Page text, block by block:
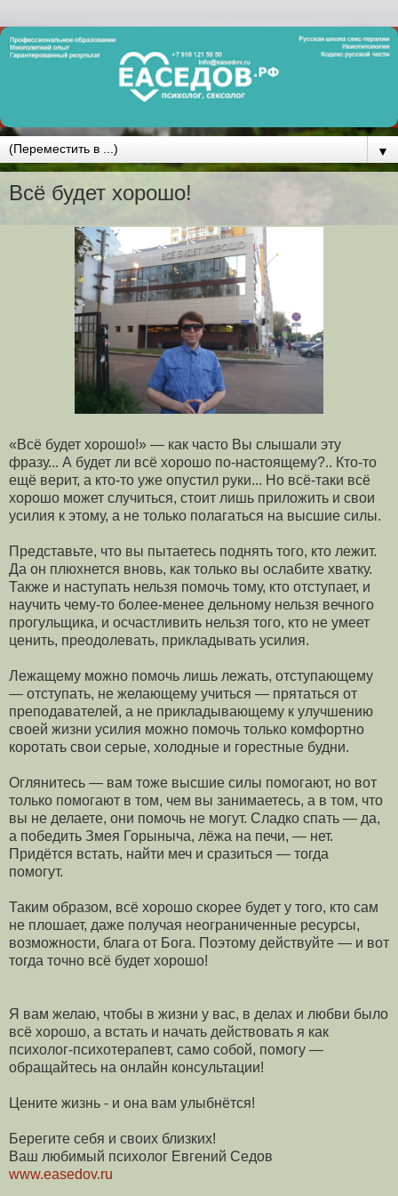
▼
Всё будет хорошо!
«Всё будет хорошо!» — как часто Вы слышали эту
фразу... А будет ли всё хорошо по-настоящему?.. Кто-то
ещё верит, а кто-то уже опустил руки... Но всё-таки всё
хорошо может случиться, стоит лишь приложить и свои
усилия к этому, а не только полагаться на высшие силы.
Представьте, что вы пытаетесь поднять того, кто лежит.
Да он плюхнется вновь, как только вы ослабите хватку.
Также и наступать нельзя помочь тому, кто отступает, и
научить чему-то более-менее дельному нельзя вечного
прогульщика, и осчастливить нельзя того, кто не умеет
ценить, преодолевать, прикладывать усилия.
Лежащему можно помочь лишь лежать, отступающему
— отступать, не желающему учиться — прятаться от
преподавателей, а не прикладывающему к улучшению
своей жизни усилия можно помочь только комфортно
коротать свои серые, холодные и горестные будни.
Оглянитесь — вам тоже высшие силы помогают, но вот
только помогают в том, чем вы занимаетесь, а в том, что
вы не делаете, они помочь не могут. Сладко спать — да,
а победить Змея Горыныча, лёжа на печи, — нет.
Придётся встать, найти меч и сразиться — тогда
помогут.
Таким образом, всё хорошо скорее будет у того, кто сам
не плошает, даже получая неограниченные ресурсы,
возможности, блага от Бога. Поэтому действуйте — и вот
тогда точно всё будет хорошо!
Я вам желаю, чтобы в жизни у вас, в делах и любви было
всё хорошо, а встать и начать действовать я как
психолог-психотерапевт, само собой, помогу —
обращайтесь на онлайн консультации!
Цените жизнь - и она вам улыбнётся!
Берегите себя и своих близких!
Ваш любимый психолог Евгений Седов
www.easedov.ru